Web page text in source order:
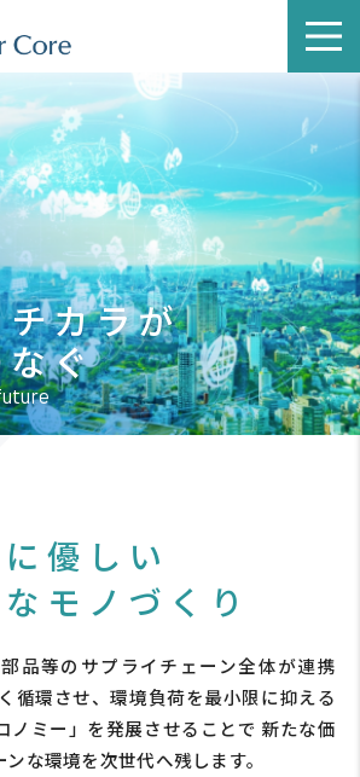
カラが
なぐ
優しい
モノづくり
品等のサプライチェーン全体が連携
循環させ、環境負荷を最小限に抑える
ノミー」を発展させることで 新たな価
な環境を次世代へ残します。